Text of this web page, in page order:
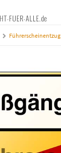
Führerscheinentzug